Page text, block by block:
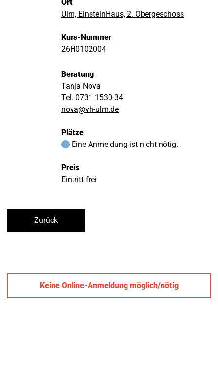
Ort
Ulm, EinsteinHaus, 2. Obergeschoss
Kurs-Nummer
26H0102004
Beratung
Tanja Nova
Tel. 0731 1530-34
nova@vh-ulm.de
Plätze
Eine Anmeldung ist nicht nötig.
Preis
Eintritt frei
Zurück
Keine Online-Anmeldung möglich/nötig